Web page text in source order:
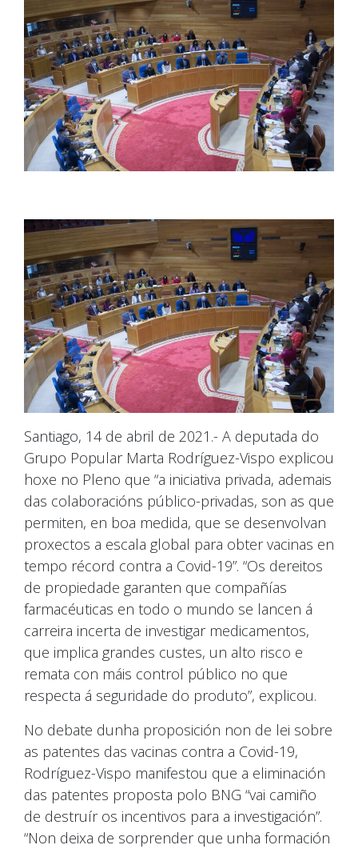
Santiago, 14 de abril de 2021.- A deputada do
Grupo Popular Marta Rodríguez-Vispo explicou
hoxe no Pleno que “a iniciativa privada, ademais
das colaboracións público-privadas, son as que
permiten, en boa medida, que se desenvolvan
proxectos a escala global para obter vacinas en
tempo récord contra a Covid-19”. “Os dereitos
de propiedade garanten que compañías
farmacéuticas en todo o mundo se lancen á
carreira incerta de investigar medicamentos,
que implica grandes custes, un alto risco e
remata con máis control público no que
respecta á seguridade do produto”, explicou.
No debate dunha proposición non de lei sobre
as patentes das vacinas contra a Covid-19,
Rodríguez-Vispo manifestou que a eliminación
das patentes proposta polo BNG “vai camiño
de destruír os incentivos para a investigación”.
“Non deixa de sorprender que unha formación